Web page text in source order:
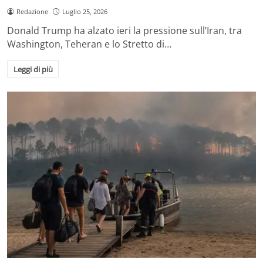
Redazione Luglio 25, 2026
Donald Trump ha alzato ieri la pressione sull’Iran, tra
Washington, Teheran e lo Stretto di…
Leggi di più